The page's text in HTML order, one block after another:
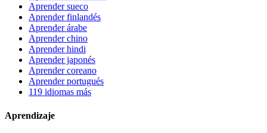
Aprender sueco
Aprender finlandés
Aprender árabe
Aprender chino
Aprender hindi
Aprender japonés
Aprender coreano
Aprender portugués
119 idiomas más
Aprendizaje